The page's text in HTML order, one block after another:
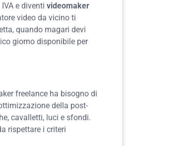
e diventi videomaker
video da vicino ti
quando magari devi
giorno disponibile per
freelance ha bisogno di
della post-
cavalletti, luci e sfondi.
rispettare i criteri